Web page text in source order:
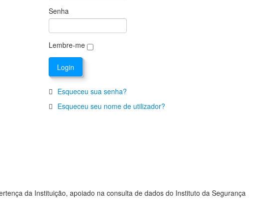
Senha
Lembre-me
Esqueceu sua senha?
Esqueceu seu nome de utilizador?
da Instituição, apoiado na consulta de dados do Instituto da Segurança